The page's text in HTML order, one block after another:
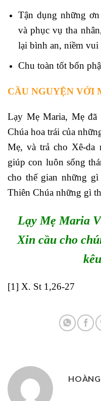
Tận dụng những
và phục vụ tha
lại bình an, niềm
Chu toàn tốt bổn
CẦU NGUYỆN VỚI
Lạy Mẹ Maria, Mẹ đã
Chúa hoa trái của
Mẹ, và trả cho Xê-da
giúp con luôn sống
cho thế gian những
Thiên Chúa những gì
Lạy Mẹ Maria
Xin cầu cho
[1] X. St 1,26-27